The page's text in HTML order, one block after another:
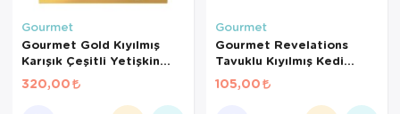
Gourmet
Gourmet Gold Kıyılmış
Karışık Çeşitli Yetişkin
Kedi Konservesi 8x85gr (8
AL 6 ÖDE)
320,00
Gourmet
Gourmet Revelations
Tavuklu Kıyılmış Kedi
Konservesi 57gr (2'li)
105,00